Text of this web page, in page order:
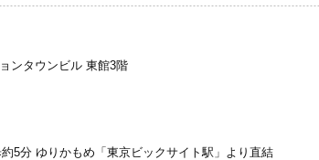
ンタウンビル 東館3階
5分 ゆりかもめ「東京ビックサイト駅」より直結